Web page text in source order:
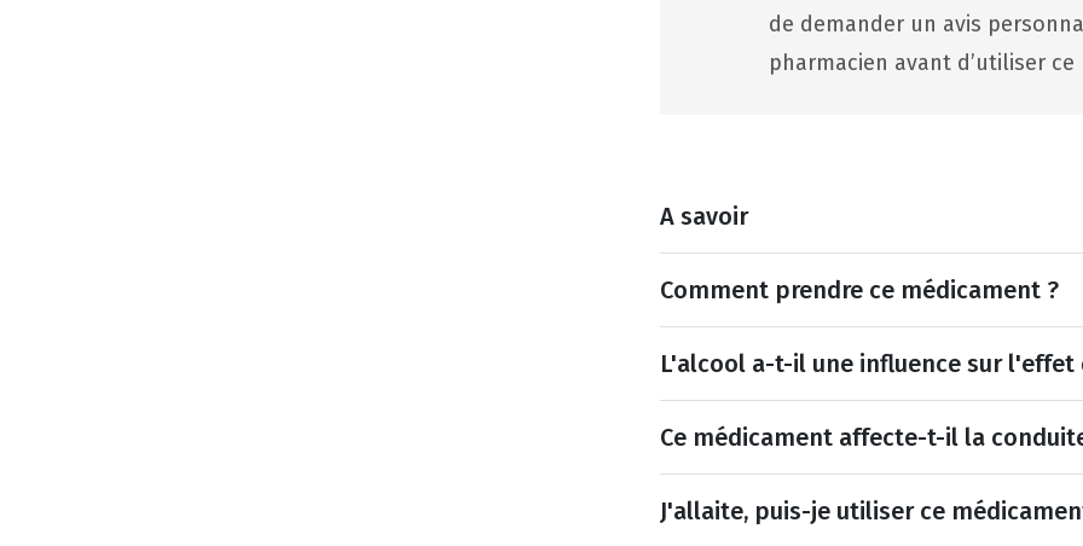
de demander un avis
pharmacien avant d’utiliser
A savoir
Comment prendre ce médicament ?
L'alcool a-t-il une influence sur l'effet
Ce médicament affecte-t-il la
J'allaite, puis-je utiliser ce